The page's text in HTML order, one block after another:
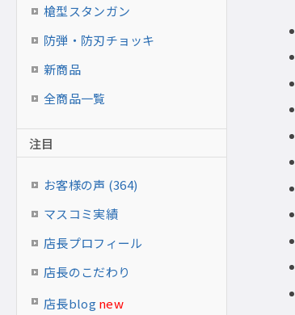
槍型スタンガン
防弾・防刃チョッキ
新商品
全商品一覧
注目
お客様の声 (364)
マスコミ実績
店長プロフィール
店長のこだわり
店長blog new